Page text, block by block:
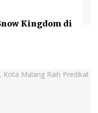
Kingdom di